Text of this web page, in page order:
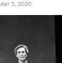
Авг 5, 2020